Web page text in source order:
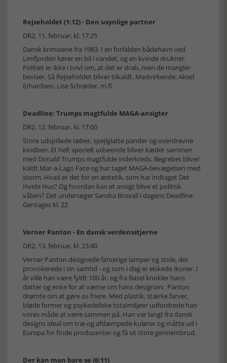
Rejseholdet (1:12) - Den usynlige partner
DR2, 11. februar, kl. 17:25
Dansk krimiserie fra 1983. I en forfalden bådehavn ved
Limfjorden kører en bil i vandet, og en kvinde drukner.
Politiet er ikke i tvivl om, at det er drab, men de mangler
beviser. Så Rejseholdet bliver tilkaldt. Medvirkende: Aksel
Erhardsen, Lise Schrøder, m.fl.
Deadline: Trumps magtfulde MAGA-ansigter
DR2, 12. februar, kl. 17:00
Store udspillede læber, spejlglatte pander og overdrevne
kindben. Et helt specielt udseende bliver kædet sammen
med Donald Trumps magtfulde inderkreds. Begrebet bliver
kaldt Mar-a-Lago Face og har taget MAGA-bevægelsen med
storm. Hvad er det for en æstetik, som har indtaget Det
Hvide Hus? Og hvordan kan et ansigt blive et politisk
våben? Det undersøger Sandra Brovall i dagens Deadline.
Gentages kl. 22.
Verner Panton - En dansk verdensstjerne
DR2, 13. februar, kl. 23:40
Verner Panton designede farverige lamper og stole, der
provokerede i sin samtid - og som i dag er elskede ikoner. I
år ville han være fyldt 100 år, og fra Basel knokler hans
datter og enke for at værne om hans designarv. Panton
drømte om at gøre os friere. Med plastik, stærke farver,
bløde former og psykedeliske totalmiljøer udfordrede han
vores måde at være sammen på. Han var langt fra dansk
designs ideal om træ og afdæmpede kulører og måtte ud i
Europa for finde producenter og få sit store gennembrud.
Der kan man bare se (6:11)